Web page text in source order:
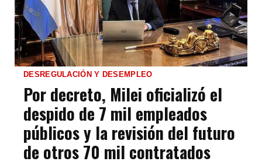
DESREGULACIÓN Y DESEMPLEO
Por decreto, Milei oficializó el
despido de 7 mil empleados
públicos y la revisión del futuro
de otros 70 mil contratados